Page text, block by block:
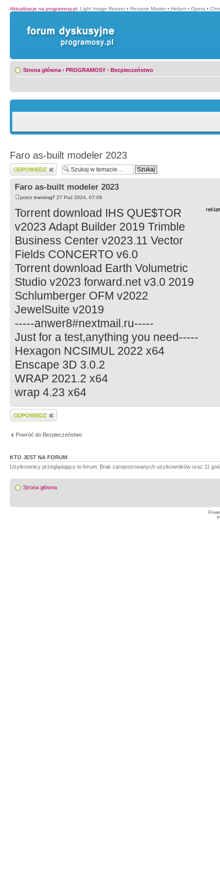
Aktualizacje na programosy.pl: Light Image Resizer • Rename Master • Helium • Opera •
Strona główna ‹ PROGRAMOSY ‹ Bezpieczeństwo
Faro as-built modeler 2023
Wyślij odpowiedź
Faro as-built modeler 2023
przez training7 27 Paź 2024, 07:09
Torrent download IHS QUE$TOR
v2023 Adapt Builder 2019 Trimble
Business Center v2023.11 Vector
Fields CONCERTO v6.0
Torrent download Earth Volumetric
Studio v2023 forward.net v3.0 2019
Schlumberger OFM v2022
JewelSuite v2019
-----anwer8#nextmail.ru-----
Just for a test,anything you need-----
Hexagon NCSIMUL 2022 x64
Enscape 3D 3.0.2
WRAP 2021.2 x64
wrap 4.23 x64
Wyślij odpowiedź
Powróć do Bezpieczeństwo
KTO JEST NA FORUM
Użytkownicy przeglądający to forum: Brak zarejestrowanych użytkowników oraz 11
Strona główna